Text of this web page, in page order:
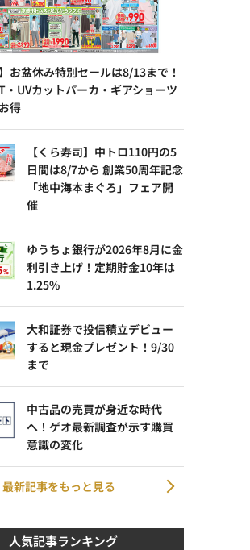
お盆休み特別セールは8/13まで！
・UVカットパーカ・ギアショーツ
得
【くら寿司】中トロ110円の5
日間は8/7から 創業50周年記念
「地中海本まぐろ」フェア開
催
ゆうちょ銀行が2026年8月に金
利引き上げ！定期貯金10年は
1.25%
大和証券で投信積立デビュー
すると現金プレゼント！9/30
まで
中古品の売買が身近な時代
へ！ゲオ最新調査が示す購買
意識の変化
最新記事をもっと見る
人気記事ランキング